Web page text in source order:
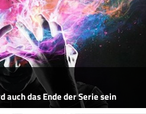
auch das Ende der Serie sein